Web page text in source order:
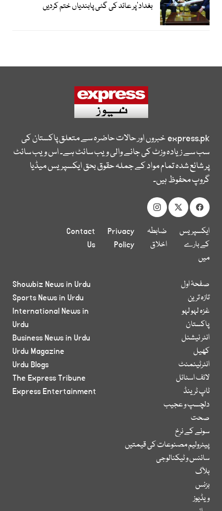
بغداد‘پر عائد کی گئی پابندیاں ختم کردیں
express.pkخبروں اور حالات حاضرہ سے متعلق پاکستان کی
سب سے زیادہ وزٹ کی جانے والی ویب سائٹ ہے۔ اس ویب سائٹ
پر شائع شدہ تمام مواد کے جملہ حقوق بحق ایکسپریس میڈیا
گروپ محفوظ ہیں۔
ایکسپریس
کے بارے
میں
ضابطہ
اخلاق
Privacy
Policy
Contact
Us
صفحۂ اول
تازہ ترین
غزہ لہو لہو
پاکستان
انٹر نیشنل
کھیل
انٹرٹینمنٹ
لائف اسٹائل
ٹاپ ٹرینڈ
دلچسپ و عجیب
صحت
سونے کے نرخ
پیٹرولیم مصنوعات کی قیمتیں
سائنس و ٹیکنالوجی
بلاگ
بزنس
ویڈیوز
Showbiz News in Urdu
Sports News in Urdu
International News in
Urdu
Business News in Urdu
Urdu Magazine
Urdu Blogs
The Express Tribune
Express Entertainment